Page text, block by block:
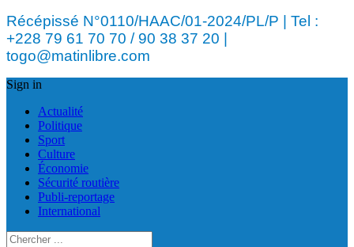
Récépissé N°0110/HAAC/01-2024/PL/P | Tel :
+228 79 61 70 70 / 90 38 37 20 |
togo@matinlibre.com
Sign in
Actualité
Politique
Sport
Culture
Économie
Sécurité routière
Publi-reportage
International